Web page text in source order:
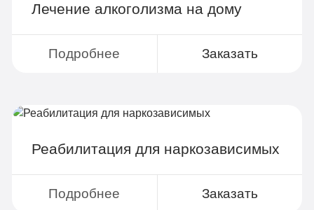
По-домашнему 3 990 руб
Все опции «Бюджетно»
Индивидуальная терапия
Лечение алкоголизма на дому
Подробнее Заказать
Реабилитация для наркозависимых
Подробнее Заказать